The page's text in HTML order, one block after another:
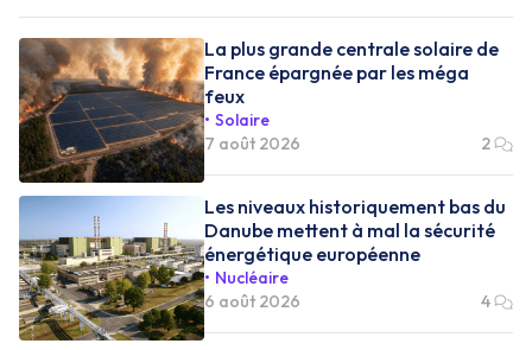
La plus grande centrale solaire de
France épargnée par les méga
feux
Solaire
7 août 2026
2
Les niveaux historiquement bas du
Danube mettent à mal la sécurité
énergétique européenne
Nucléaire
6 août 2026
4